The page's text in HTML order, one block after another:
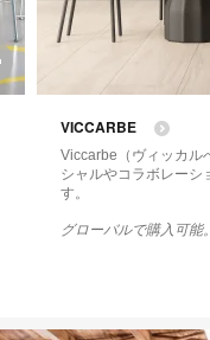
VICCARBE
Viccarbe（ヴィッカル
シャルやコラボレーシ
す。
グローバルで購入可能。